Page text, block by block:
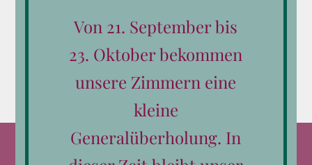
Von 21. September bis
23. Oktober bekommen
unsere Zimmern eine
kleine
Generalüberholung. In